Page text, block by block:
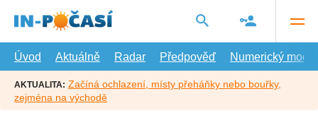
hlavní
Úvod
Aktuálně Radar Předpověď Numerický model
AKTUALITA: Začíná ochlazení, místy přeháňky nebo bouřky,
zejména na východě